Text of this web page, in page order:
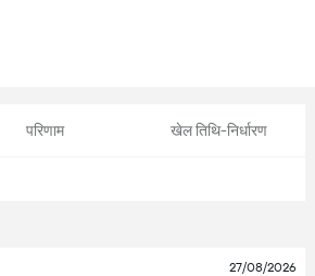
परिणाम खेल तिथि-निर्धारण
27/08/2026